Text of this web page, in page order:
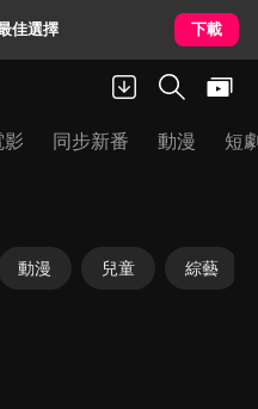
佳選擇 下載
影 同步新番 動漫 短
動漫 兒童 綜藝